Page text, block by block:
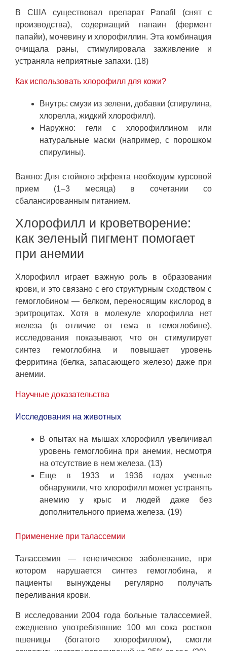
В США существовал препарат Panafil (снят с
производства), содержащий папаин (фермент
папайи), мочевину и хлорофиллин. Эта комбинация
очищала раны, стимулировала заживление и
устраняла неприятные запахи. (18)
Как использовать хлорофилл для кожи?
Внутрь: смузи из зелени, добавки (спирулина,
хлорелла, жидкий хлорофилл).
Наружно: гели с хлорофиллином или
натуральные маски (например, с порошком
спирулины).
Важно: Для стойкого эффекта необходим курсовой
прием (1–3 месяца) в сочетании со
сбалансированным питанием.
Хлорофилл и кроветворение:
как зеленый пигмент помогает
при анемии
Хлорофилл играет важную роль в образовании
крови, и это связано с его структурным сходством с
гемоглобином — белком, переносящим кислород в
эритроцитах. Хотя в молекуле хлорофилла нет
железа (в отличие от гема в гемоглобине),
исследования показывают, что он стимулирует
синтез гемоглобина и повышает уровень
ферритина (белка, запасающего железо) даже при
анемии.
Научные доказательства
Исследования на животных
В опытах на мышах хлорофилл увеличивал
уровень гемоглобина при анемии, несмотря
на отсутствие в нем железа. (13)
Еще в 1933 и 1936 годах ученые
обнаружили, что хлорофилл может устранять
анемию у крыс и людей даже без
дополнительного приема железа. (19)
Применение при талассемии
Талассемия — генетическое заболевание, при
котором нарушается синтез гемоглобина, и
пациенты вынуждены регулярно получать
переливания крови.
В исследовании 2004 года больные талассемией,
ежедневно употреблявшие 100 мл сока ростков
пшеницы (богатого хлорофиллом), смогли